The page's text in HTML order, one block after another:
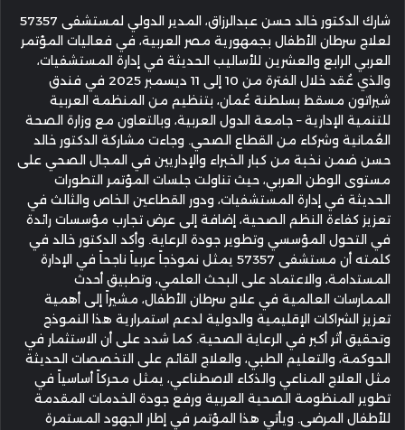
شارك الدكتور خالد حسن عبدالرزاق، المدير الدولي لمستشفى 57357
لعلاج سرطان الأطفال بجمهورية مصر العربية، في فعاليات المؤتمر
العربي الرابع والعشرين للأساليب الحديثة في إدارة المستشفيات،
والذي عُقد خلال الفترة من 10 إلى 11 ديسمبر 2025 في فندق
شيراتون مسقط بسلطنة عُمان، بتنظيم من المنظمة العربية
للتنمية الإدارية – جامعة الدول العربية، وبالتعاون مع وزارة الصحة
العُمانية وشركاء من القطاع الصحي. وجاءت مشاركة الدكتور خالد
حسن ضمن نخبة من كبار الخبراء والإداريين في المجال الصحي على
مستوى الوطن العربي، حيث تناولت جلسات المؤتمر التطورات
الحديثة في إدارة المستشفيات، ودور القطاعين الخاص والثالث في
تعزيز كفاءة النظم الصحية، إضافة إلى عرض تجارب مؤسسات رائدة
في التحول المؤسسي وتطوير جودة الرعاية. وأكد الدكتور خالد في
كلمته أن مستشفى 57357 يمثل نموذجاً عربياً ناجحاً في الإدارة
المستدامة، والاعتماد على البحث العلمي، وتطبيق أحدث
الممارسات العالمية في علاج سرطان الأطفال، مشيراً إلى أهمية
تعزيز الشراكات الإقليمية والدولية لدعم استمرارية هذا النموذج
وتحقيق أثر أكبر في الرعاية الصحية. كما شدد على أن الاستثمار في
الحوكمة، والتعليم الطبي، والعلاج القائم على التخصصات الحديثة
مثل العلاج المناعي والذكاء الاصطناعي، يمثل محركاً أساسياً في
تطوير المنظومة الصحية العربية ورفع جودة الخدمات المقدمة
للأطفال المرضى. ويأتي هذا المؤتمر في إطار الجهود المستمرة